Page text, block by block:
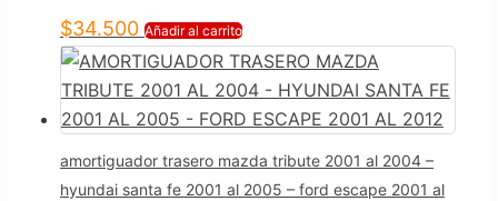
$34.500 Añadir al carrito
amortiguador trasero mazda tribute 2001 al 2004 –
hyundai santa fe 2001 al 2005 – ford escape 2001 al